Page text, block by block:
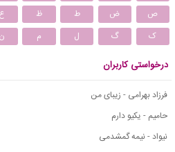
ص
ض ط ظ ع
ک
گ ل م ن
درخواستی کاربران
فرزاد بهرامی - زیبای من
حامیم - یکیو دارم
نیواد - نیمه گمشدمی